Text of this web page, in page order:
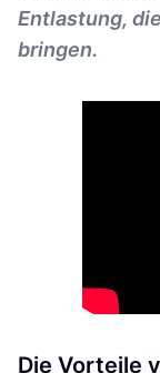
Entlastung,
bringen.
Die Vorteile